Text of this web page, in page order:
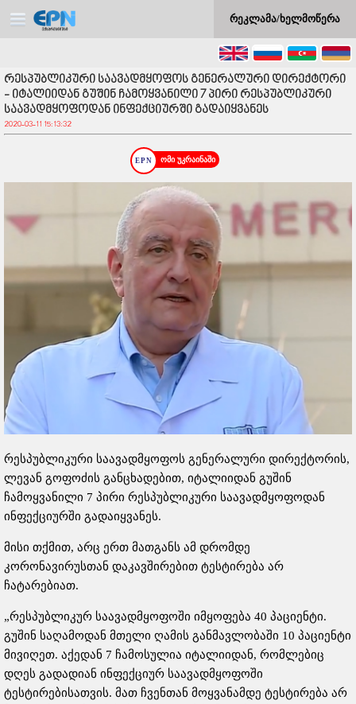
რეკლამა/ხელმოწერა
რესპუბლიკური საავადმყოფოს გენერალური დირექტორი
- იტალიიდან გუშინ ჩამოყვანილი 7 პირი რესპუბლიკური
საავადმყოფოდან ინფექციურში გადაიყვანეს
2020-03-11 15:13:32
ომი უკრაინაში
რესპუბლიკური საავადმყოფოს გენერალური დირექტორის,
ლევან გოფოძის განცხადებით, იტალიიდან გუშინ
ჩამოყვანილი 7 პირი რესპუბლიკური საავადმყოფოდან
ინფექციურში გადაიყვანეს.
მისი თქმით, არც ერთ მათგანს ამ დრომდე
კორონავირუსთან დაკავშირებით ტესტირება არ
ჩატარებიათ.
„რესპუბლიკურ საავადმყოფოში იმყოფება 40 პაციენტი.
გუშინ საღამოდან მთელი ღამის განმავლობაში 10 პაციენტი
მივიღეთ. აქედან 7 ჩამოსულია იტალიიდან, რომლებიც
დღეს გადადიან ინფექციურ საავადმყოფოში
ტესტირებისათვის. მათ ჩვენთან მოყვანამდე ტესტირება არ